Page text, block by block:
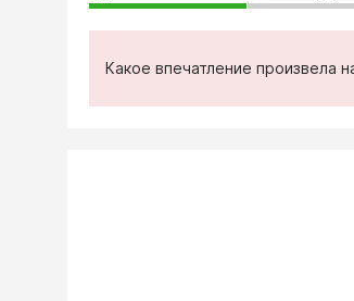
Какое впечатление произвела